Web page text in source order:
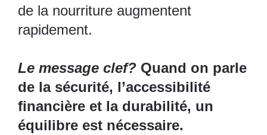
de la nourriture augmentent
rapidement.
Le message clef? Quand on parle
de la sécurité, l’accessibilité
financière et la durabilité, un
équilibre est nécessaire.